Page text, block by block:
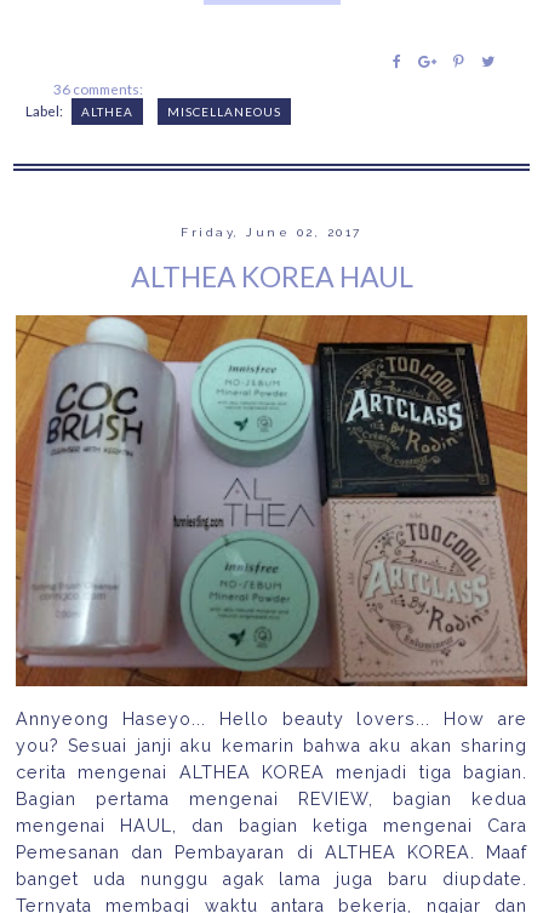
36 comments:
Label:
ALTHEA MISCELLANEOUS
Friday, June 02, 2017
ALTHEA KOREA HAUL
Annyeong Haseyo... Hello beauty lovers... How are
you? Sesuai janji aku kemarin bahwa aku akan sharing
cerita mengenai ALTHEA KOREA menjadi tiga bagian.
Bagian pertama mengenai REVIEW, bagian kedua
mengenai HAUL, dan bagian ketiga mengenai Cara
Pemesanan dan Pembayaran di ALTHEA KOREA. Maaf
banget uda nunggu agak lama juga baru diupdate.
Ternyata membagi waktu antara bekerja, ngajar dan